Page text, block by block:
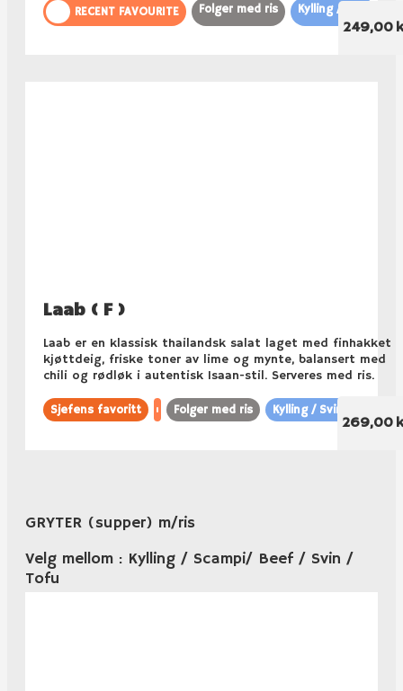
RECENT FAVOURITE Folger med ris Kylling / Svin
249,00
Laab ( F )
Laab er en klassisk thailandsk salat laget med finhakket
kjøttdeig, friske toner av lime og mynte, balansert med
chili og rødløk i autentisk Isaan-stil. Serveres med ris.
Sjefens favoritt Folger med ris Kylling / Svin
269,00
GRYTER (supper) m/ris
Velg mellom : Kylling / Scampi/ Beef / Svin /
Tofu